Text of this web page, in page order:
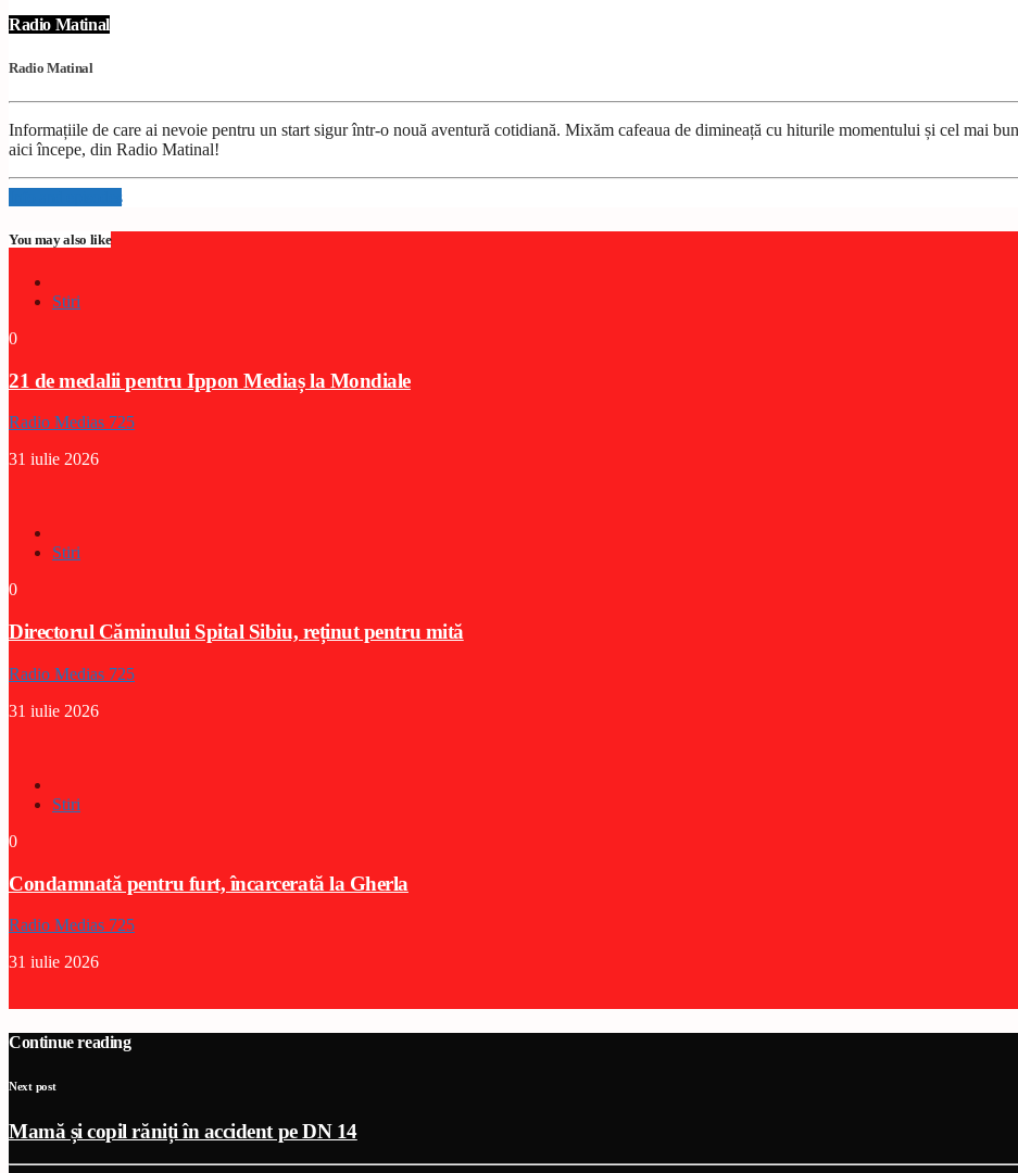
Radio Matinal
Radio Matinal
Informațiile de care ai nevoie pentru un start sigur într-o nouă aventură cotidiană. Mixăm cafeaua de dimineață cu hiturile momentului și cel mai
aici începe, din Radio Matinal!
Info and episodes
You may also like
Stiri
0
21 de medalii pentru Ippon Mediaș la Mondiale
Radio Medias 725
31 iulie 2026
Stiri
0
Directorul Căminului Spital Sibiu, reținut pentru mită
Radio Medias 725
31 iulie 2026
Stiri
0
Condamnată pentru furt, încarcerată la Gherla
Radio Medias 725
31 iulie 2026
Continue reading
Next post
Mamă și copil răniți în accident pe DN 14